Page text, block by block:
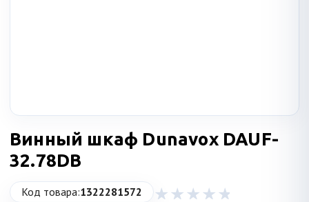
Винный шкаф Dunavox DAUF-
32.78DB
Код товара:1322281572